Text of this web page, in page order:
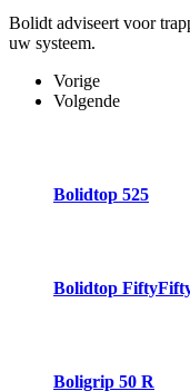
Bolidt adviseert voor
uw systeem.
Vorige
Volgende
Bolidtop 525
Bolidtop
Boligrip 50 R